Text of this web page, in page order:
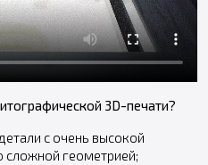
3D-печати?
с очень высокой
сложной геометрией;